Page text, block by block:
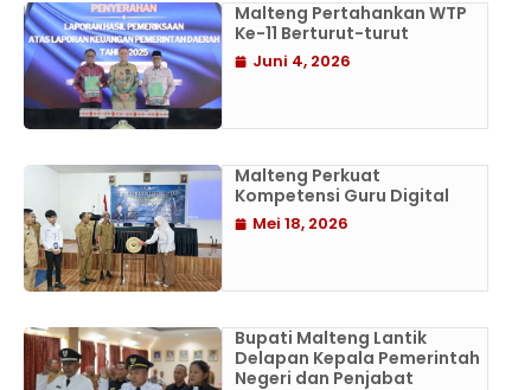
Malteng Pertahankan WTP
Ke-11 Berturut-turut
Juni 4, 2026
Malteng Perkuat
Kompetensi Guru Digital
Mei 18, 2026
Bupati Malteng Lantik
Delapan Kepala Pemerintah
Negeri dan Penjabat